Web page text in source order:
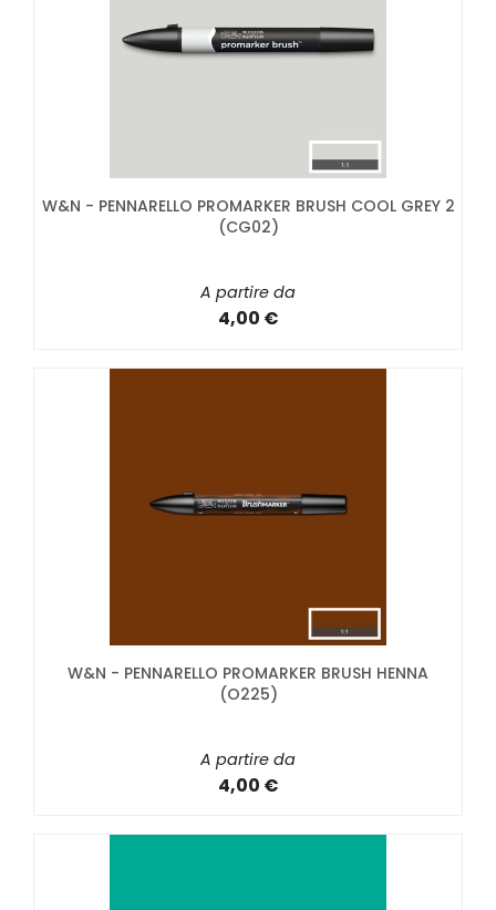
W&N - PENNARELLO PROMARKER BRUSH COOL GREY 2
(CG02)
A partire da
4,00 €
W&N - PENNARELLO PROMARKER BRUSH HENNA
(O225)
A partire da
4,00 €